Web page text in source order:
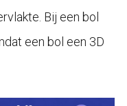
Bij een bol
een bol een 3D